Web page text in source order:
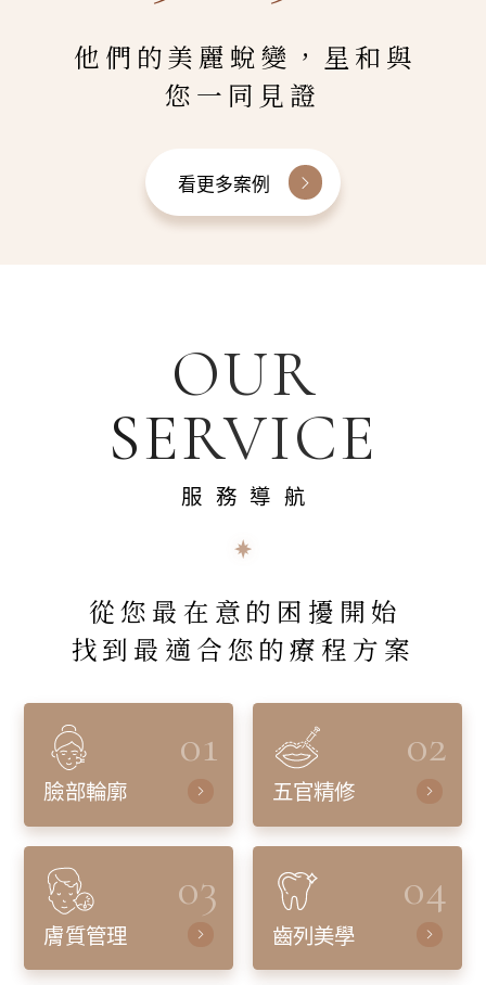
他們的美麗蛻變，星和與
您一同見證
看更多案例
OUR
SERVICE
服務導航
從您最在意的困擾開始
找到最適合您的療程方案
01
臉部輪廓
02
五官精修
03
膚質管理
04
齒列美學